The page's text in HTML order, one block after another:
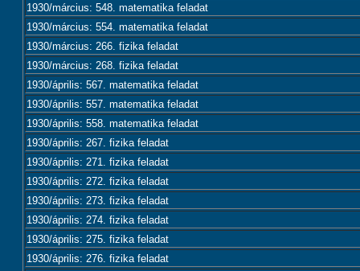
1930/március: 548. matematika feladat
1930/március: 554. matematika feladat
1930/március: 266. fizika feladat
1930/március: 268. fizika feladat
1930/április: 567. matematika feladat
1930/április: 557. matematika feladat
1930/április: 558. matematika feladat
1930/április: 267. fizika feladat
1930/április: 271. fizika feladat
1930/április: 272. fizika feladat
1930/április: 273. fizika feladat
1930/április: 274. fizika feladat
1930/április: 275. fizika feladat
1930/április: 276. fizika feladat